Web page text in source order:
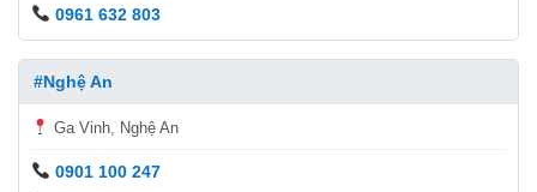
0961 632 803
#Nghệ An
Ga Vinh, Nghệ An
0901 100 247